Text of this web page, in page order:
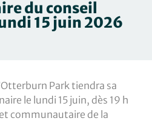
du conseil
15 juin 2026
Park tiendra sa
le lundi 15 juin, dès 19 h
communautaire de la